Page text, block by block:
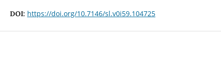
DOI: https://doi.org/10.7146/sl.v0i59.104725